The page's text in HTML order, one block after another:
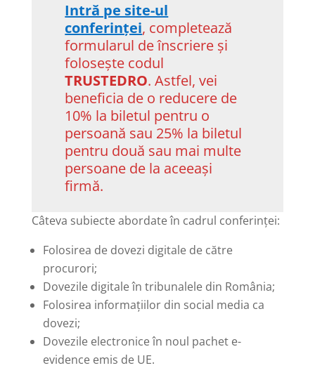
Intră pe site-ul
conferinței, completează
formularul de înscriere și
folosește codul
TRUSTEDRO. Astfel, vei
beneficia de o reducere de
10% la biletul pentru o
persoană sau 25% la biletul
pentru două sau mai multe
persoane de la aceeași
firmă.
Câteva subiecte abordate în cadrul conferinței:
Folosirea de dovezi digitale de către
procurori;
Dovezile digitale în tribunalele din România;
Folosirea informațiilor din social media ca
dovezi;
Dovezile electronice în noul pachet e-
evidence emis de UE.